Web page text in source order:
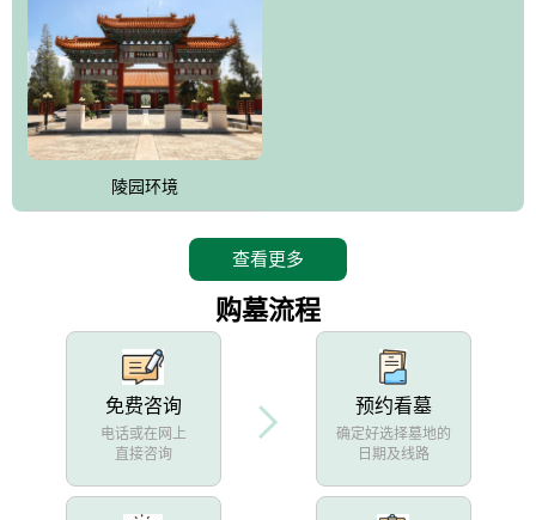
陵园环境
查看更多
购墓流程
免费咨询
电话或在网上
直接咨询
预约看墓
确定好选择墓地的
日期及线路